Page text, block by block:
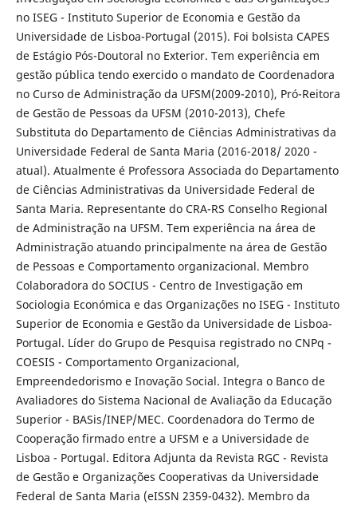
no ISEG - Instituto Superior de Economia e Gestão da
Universidade de Lisboa-Portugal (2015). Foi bolsista CAPES
de Estágio Pós-Doutoral no Exterior. Tem experiência em
gestão pública tendo exercido o mandato de Coordenadora
no Curso de Administração da UFSM(2009-2010), Pró-Reitora
de Gestão de Pessoas da UFSM (2010-2013), Chefe
Substituta do Departamento de Ciências Administrativas da
Universidade Federal de Santa Maria (2016-2018/ 2020 -
atual). Atualmente é Professora Associada do Departamento
de Ciências Administrativas da Universidade Federal de
Santa Maria. Representante do CRA-RS Conselho Regional
de Administração na UFSM. Tem experiência na área de
Administração atuando principalmente na área de Gestão
de Pessoas e Comportamento organizacional. Membro
Colaboradora do SOCIUS - Centro de Investigação em
Sociologia Económica e das Organizações no ISEG - Instituto
Superior de Economia e Gestão da Universidade de Lisboa-
Portugal. Líder do Grupo de Pesquisa registrado no CNPq -
COESIS - Comportamento Organizacional,
Empreendedorismo e Inovação Social. Integra o Banco de
Avaliadores do Sistema Nacional de Avaliação da Educação
Superior - BASis/INEP/MEC. Coordenadora do Termo de
Cooperação firmado entre a UFSM e a Universidade de
Lisboa - Portugal. Editora Adjunta da Revista RGC - Revista
de Gestão e Organizações Cooperativas da Universidade
Federal de Santa Maria (eISSN 2359-0432). Membro da